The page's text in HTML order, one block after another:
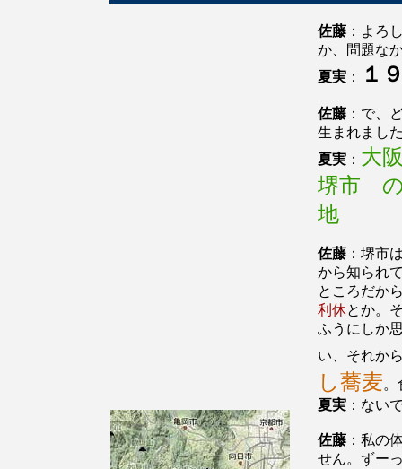
佐藤 ：よろ
か、問題な
夏実 ： １
佐藤 ：で、
生まれまし
夏実 ： 大
堺市
地
佐藤 ：堺市
から知られ
ところだか
利休とか。
ふうにしか
い、それか
し蕎麦。
夏実 ：ない
佐藤 ：私の
せん。ずー